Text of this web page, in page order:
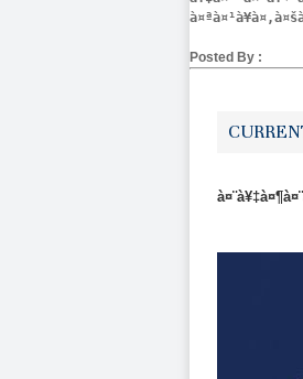
Posted By :